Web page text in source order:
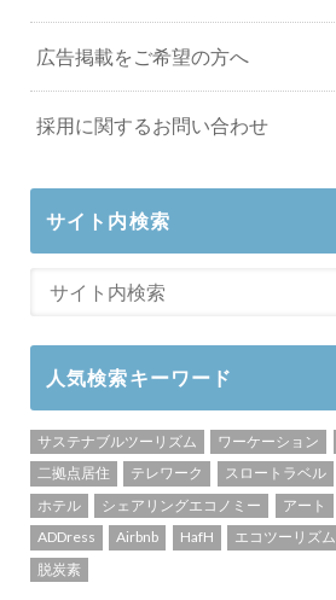
広告掲載をご希望の方へ
採用に関するお問い合わせ
サイト内検索
人気検索キーワード
サステナブルツーリズム ワーケーション
二拠点居住
テレワーク スロートラベル
ホテル
シェアリングエコノミー アート
ADDress
Airbnb HafH エコツーリズム
脱炭素